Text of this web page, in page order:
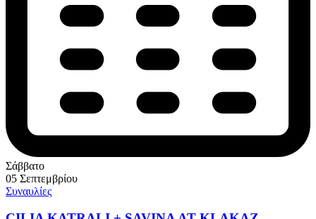
Σάββατο
05 Σεπτεμβρίου
Συναυλίες